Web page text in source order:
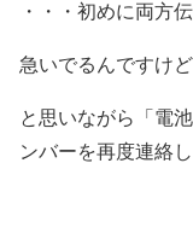
・・・初めに両方
急いでるんですけど
と思いながら「電
ンバーを再度連絡